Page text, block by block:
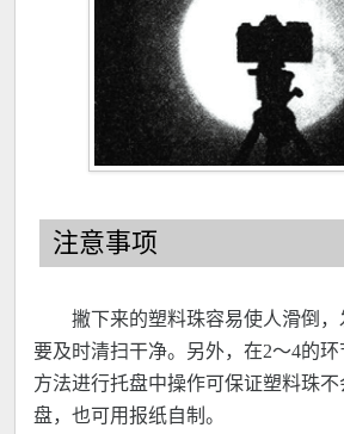
注意事项
撇下来的塑料珠容易使人滑倒，
要及时清扫干净。另外，在2～4的
方法进行托盘中操作可保证塑料珠
盘，也可用报纸自制。